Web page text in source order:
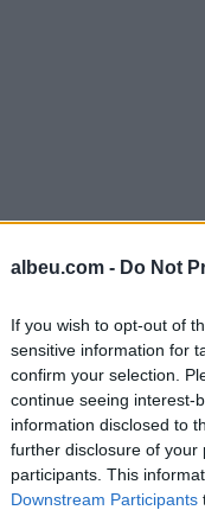
albeu.com - Do Not
If you wish to opt-out of
sensitive information for
confirm your selection.
continue seeing interest-
information disclosed to
further disclosure of your
participants. This
Downstream Participants